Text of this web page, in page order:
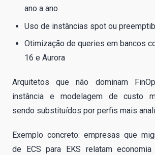
ano a ano
Uso de instâncias spot ou
Otimização de queries em bancos
16 e Aurora
Arquitetos que não dominam
instância e modelagem de custo
sendo substituídos por perfis mais
Exemplo concreto: empresas que
de ECS para EKS relatam